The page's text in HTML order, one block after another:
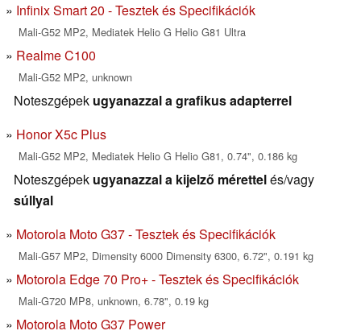
Infinix Smart 20 - Tesztek és Specifikációk
Mali-G52 MP2, Mediatek Helio G Helio G81 Ultra
Realme C100
Mali-G52 MP2, unknown
Noteszgépek ugyanazzal a grafikus adapterrel
Honor X5c Plus
Mali-G52 MP2, Mediatek Helio G Helio G81, 0.74", 0.186 kg
Noteszgépek ugyanazzal a kijelző mérettelés/vagy
súllyal
Motorola Moto G37 - Tesztek és Specifikációk
Mali-G57 MP2, Dimensity 6000 Dimensity 6300, 6.72", 0.191 kg
Motorola Edge 70 Pro+ - Tesztek és Specifikációk
Mali-G720 MP8, unknown, 6.78", 0.19 kg
Motorola Moto G37 Power